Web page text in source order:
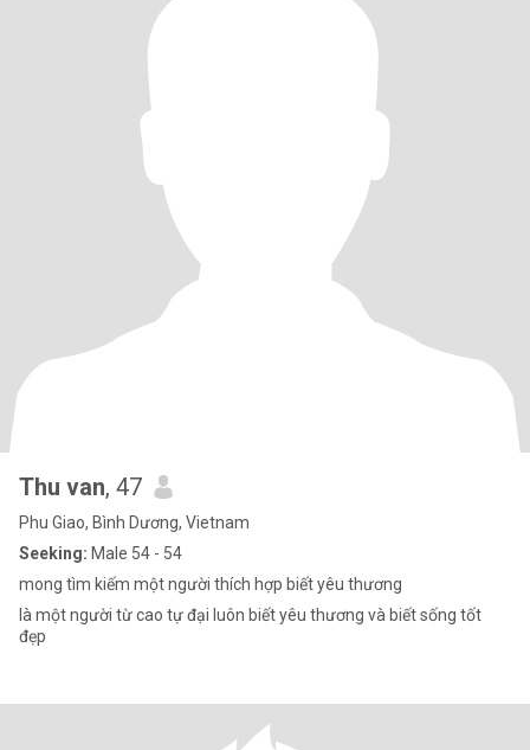
Thu van, 47
Phu Giao, Bình Dương, Vietnam
Seeking: Male 54 - 54
mong tìm kiếm một người thích hợp biết yêu thương
là một người từ cao tự đại luôn biết yêu thương và biết sống tốt
đẹp